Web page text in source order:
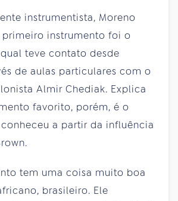
instrumentista, Moreno
primeiro instrumento foi o
teve contato desde
de aulas particulares com o
Almir Chediak. Explica
favorito, porém, é o
a partir da influência
tem uma coisa muito boa
brasileiro. Ele